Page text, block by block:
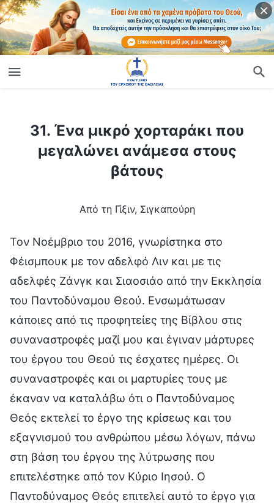
31. Ένα μικρό χορταράκι που
μεγαλώνει ανάμεσα στους
βάτους
Από τη Γίξιν, Σιγκαπούρη
Τον Νοέμβριο του 2016, γνωρίστηκα στο
Φέισμπουκ με τον αδελφό Λιν και με τις
αδελφές Ζάνγκ και Σιαοσιάο από την Εκκλησία
του Παντοδύναμου Θεού. Ενσωμάτωσαν
κάποιες από τις προφητείες της Βίβλου στις
συναναστροφές μαζί μου και έγιναν μάρτυρες
του έργου του Θεού τις έσχατες ημέρες. Οι
συναναστροφές και οι μαρτυρίες τους με
έκαναν να καταλάβω ότι ο Παντοδύναμος
Θεός εκτελεί το έργο της κρίσεως και του
εξαγνισμού του ανθρώπου μέσω λόγων, πάνω
στη βάση του έργου της λύτρωσης που
επιτελέστηκε από τον Κύριο Ιησού. Ο
Παντοδύναμος Θεός επιτελεί αυτό το έργο για